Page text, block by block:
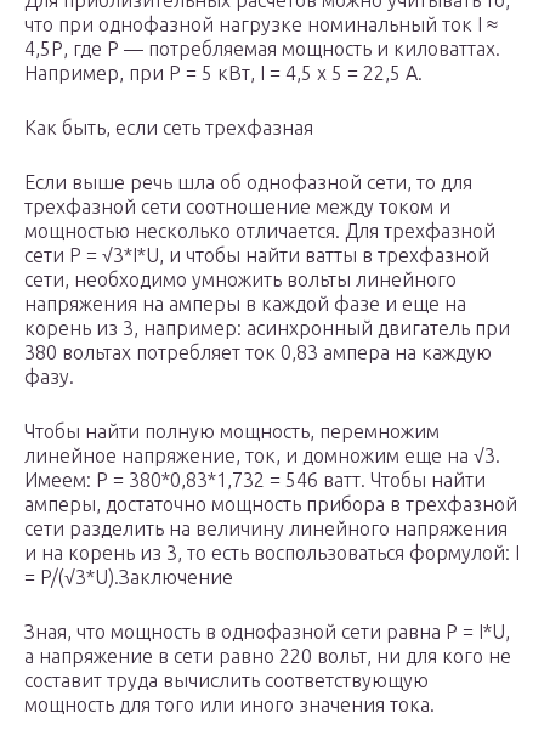
что при однофазной нагрузке номинальный ток I ≈
4,5Р, где Р — потребляемая мощность и киловаттах.
Например, при Р = 5 кВт, I = 4,5 х 5 = 22,5 А.
Как быть, если сеть трехфазная
Если выше речь шла об однофазной сети, то для
трехфазной сети соотношение между током и
мощностью несколько отличается. Для трехфазной
сети P = √3*I*U, и чтобы найти ватты в трехфазной
сети, необходимо умножить вольты линейного
напряжения на амперы в каждой фазе и еще на
корень из 3, например: асинхронный двигатель при
380 вольтах потребляет ток 0,83 ампера на каждую
фазу.
Чтобы найти полную мощность, перемножим
линейное напряжение, ток, и домножим еще на √3.
Имеем: P = 380*0,83*1,732 = 546 ватт. Чтобы найти
амперы, достаточно мощность прибора в трехфазной
сети разделить на величину линейного напряжения
и на корень из 3, то есть воспользоваться формулой: I
= P/(√3*U).Заключение
Зная, что мощность в однофазной сети равна P = I*U,
а напряжение в сети равно 220 вольт, ни для кого не
составит труда вычислить соответствующую
мощность для того или иного значения тока.